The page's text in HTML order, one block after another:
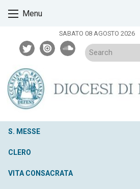
Menu
SABATO 08 AGOSTO 2026
twitterissuusoundcloud
S. MESSE
CLERO
VITA CONSACRATA